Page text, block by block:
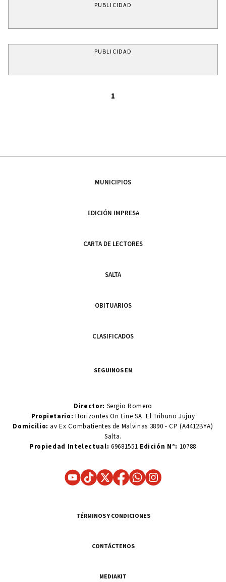
PUBLICIDAD
PUBLICIDAD
1
MUNICIPIOS
EDICIÓN IMPRESA
CARTA DE LECTORES
SALTA
OBITUARIOS
CLASIFICADOS
SEGUINOS EN
Director: Sergio Romero
Propietario:Horizontes On Line SA. El Tribuno Jujuy
Domicilio: av Ex Combatientes de Malvinas 3890 - CP (A4412BYA)
Salta.
Propiedad Intelectual: 69681551 Edición N°: 10788
TÉRMINOS Y CONDICIONES
CONTÁCTENOS
MEDIAKIT